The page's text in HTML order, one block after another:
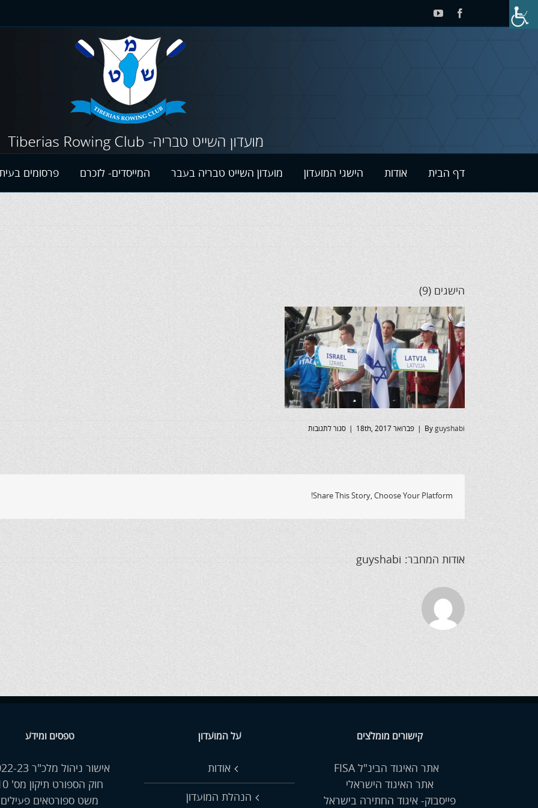
לתוכן
Facebook
YouTube
דף הבית אודות הישגי המועדון מועדון השייט טבריה בעבר המייסדים- לזכרם פרסומים
הישגים (9)
By guyshabi פברואר 18th, 2017 סגור לתגובותעל
Share This Story, Choose Your Platform!
אודות המחבר: guyshabi
קישורים מומלצים
אתר האיגוד הבינ"ל FISA
אתר האיגוד הישראלי
פייסבוק- איגוד החתירה בישראל
על המועדון
אודות
הנהלת המועדון
טפסים ומידע
אישור ניהול מלכ"ר 2022-23
חוק הספורט תיקון מס' 10
משט ספורטאים פעילים